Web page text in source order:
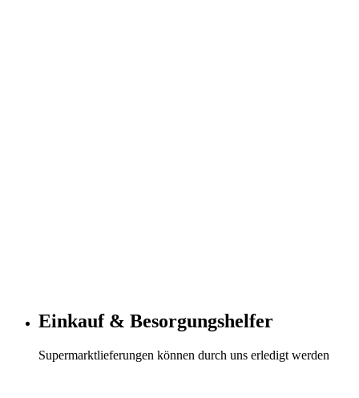
Einkauf & Besorgungshelfer
Supermarktlieferungen können durch uns erledigt werden